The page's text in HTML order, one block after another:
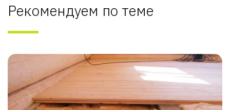
Рекомендуем по теме